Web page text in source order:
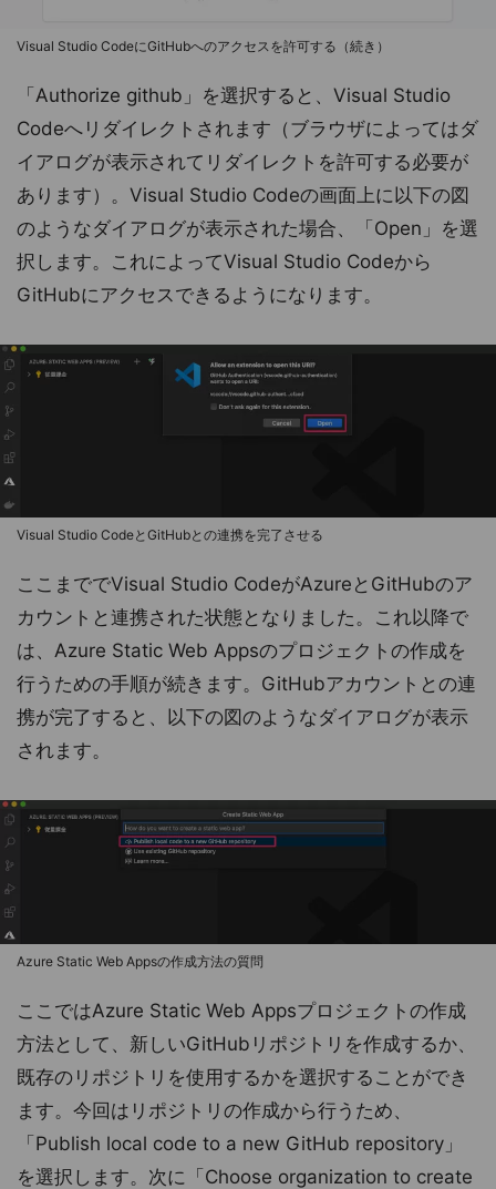
Visual Studio CodeにGitHubへのアクセスを許可する（続き）
「Authorize github」を選択すると、Visual Studio
Codeへリダイレクトされます（ブラウザによってはダ
イアログが表示されてリダイレクトを許可する必要が
あります）。Visual Studio Codeの画面上に以下の図
のようなダイアログが表示された場合、「Open」を選
択します。これによってVisual Studio Codeから
GitHubにアクセスできるようになります。
Visual Studio CodeとGitHubとの連携を完了させる
ここまででVisual Studio CodeがAzureとGitHubのア
カウントと連携された状態となりました。これ以降で
は、Azure Static Web Appsのプロジェクトの作成を
行うための手順が続きます。GitHubアカウントとの連
携が完了すると、以下の図のようなダイアログが表示
されます。
Azure Static Web Appsの作成方法の質問
ここではAzure Static Web Appsプロジェクトの作成
方法として、新しいGitHubリポジトリを作成するか、
既存のリポジトリを使用するかを選択することができ
ます。今回はリポジトリの作成から行うため、
「Publish local code to a new GitHub repository」
を選択します。次に「Choose organization to create